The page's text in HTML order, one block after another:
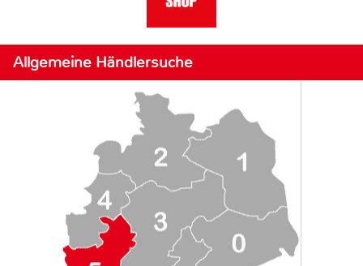
Allgemeine Händlersuche